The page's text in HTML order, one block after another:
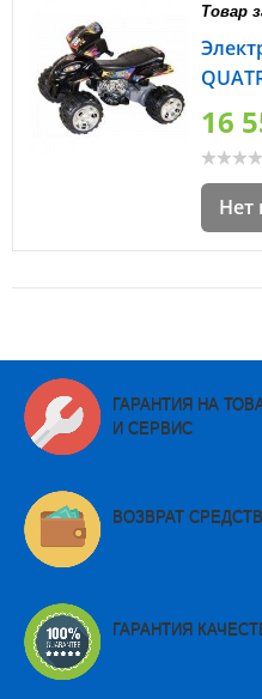
Товар
16
Нет
ГАРАНТИЯ НА
И СЕРВИС
ВОЗВРАТ СРЕДСТВ
ГАРАНТИЯ